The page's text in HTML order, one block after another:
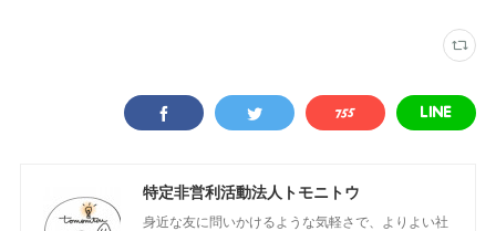
特定非営利活動法人トモニトウ
身近な友に問いかけるような気軽さで、よりよい社